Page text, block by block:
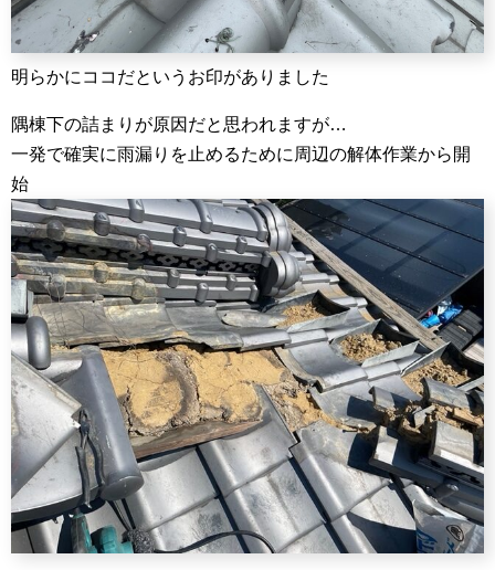
明らかにココだというお印がありました
隅棟下の詰まりが原因だと思われますが…
一発で確実に雨漏りを止めるために周辺の解体作業から開
始